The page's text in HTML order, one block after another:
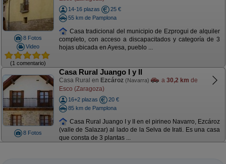
8 Fotos
Video
(1 comentario)
14-16 plazas
25 €
55 km de Pamplona
Casa tradicional del municipio de Ezprogui de alquiler
completo, con acceso a discapacitados y categoría de 3
hojas ubicada en Ayesa, pueblo ...
8 Fotos
Casa Rural Juango I y II
Casa Rural en Ezcároz (Navarra) a 30,2 km de
Esco (Zaragoza)
16+2 plazas
20 €
85 km de Pamplona
Casa Rural Juango I y II en el pirineo Navarro, Ezcároz
(valle de Salazar) al lado de la Selva de Irati. Es una casa
que consta de 3 plantas ...